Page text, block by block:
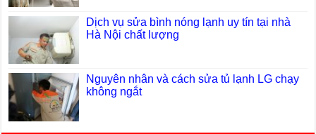
Dịch vụ sửa bình nóng lạnh uy tín tại nhà
Hà Nội chất lượng
Nguyên nhân và cách sửa tủ lạnh LG chạy
không ngắt